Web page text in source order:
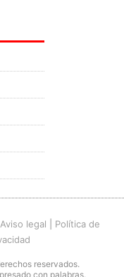
Aviso legal
Política de
reservados.
con palabras.